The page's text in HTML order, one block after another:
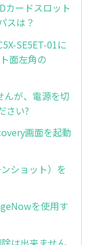
カードスロット
スは？
SE5ET-01に
面左角の
んが、電源を切
さい?
画面を起動
ショット）を
を使用す